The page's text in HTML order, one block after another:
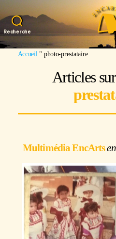
Recherche
Accueil " photo-prestataire
Articles
Multimédia EncArts